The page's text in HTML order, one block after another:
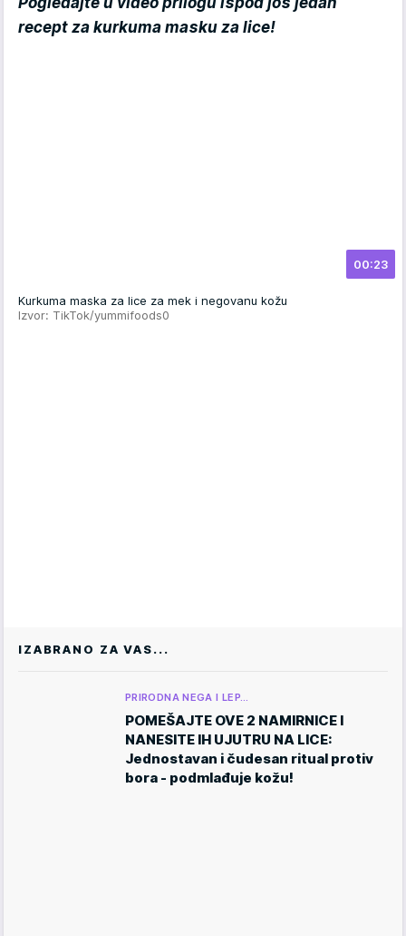
recept za kurkuma masku za lice!
00:23
Kurkuma maska za lice za mek i negovanu kožu
Izvor: TikTok/yummifoods0
IZABRANO ZA VAS...
PRIRODNA NEGA I LEP…
POMEŠAJTE OVE 2 NAMIRNICE I
NANESITE IH UJUTRU NA LICE:
Jednostavan i čudesan ritual protiv
bora - podmlađuje kožu!